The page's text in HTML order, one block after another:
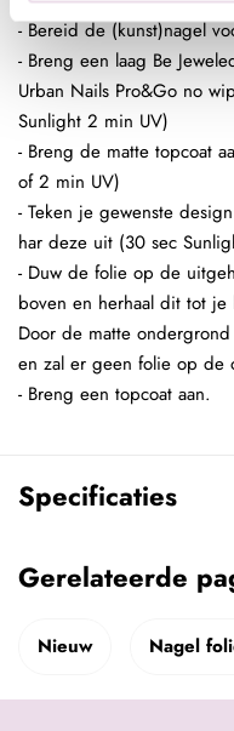
- Bereid de (kunst)nagel
- Breng een laag Be
Urban Nails Pro&Go no
Sunlight 2 min UV)
- Breng de matte topcoat
of 2 min UV)
- Teken je gewenste
har deze uit (30 sec
- Duw de folie op de
boven en herhaal dit tot je
Door de matte
en zal er geen folie op de
- Breng een topcoat aan.
Specificaties
Gerelateerde
Nieuw Nagel